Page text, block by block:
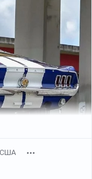
Как и все
шасси и
of Wembley,
США